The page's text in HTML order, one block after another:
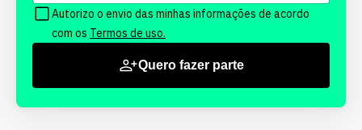
Autorizo o envio das minhas informações de acordo
com os Termos de uso.
Quero fazer parte